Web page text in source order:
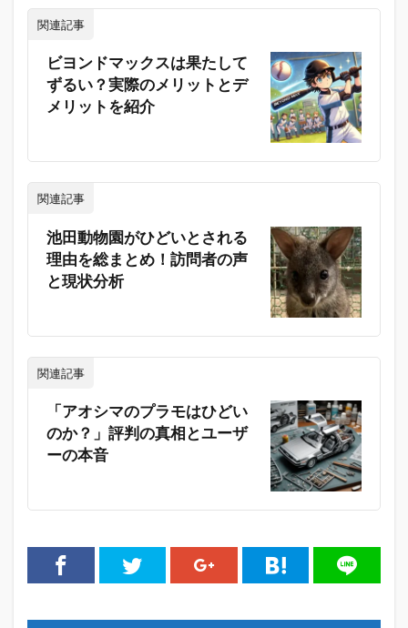
関連記事
ビヨンドマックスは果たして
ずるい？実際のメリットとデ
メリットを紹介
関連記事
池田動物園がひどいとされる
理由を総まとめ！訪問者の声
と現状分析
関連記事
「アオシマのプラモはひどい
のか？」評判の真相とユーザ
ーの本音